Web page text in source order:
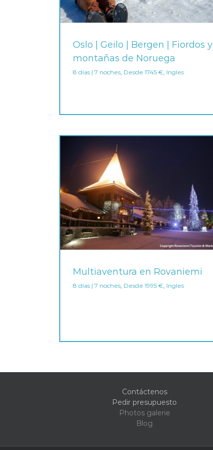
Oslo | Geilo | Bergen | Fiordos y
montañas de Noruega
8 días | 7 noches, Desde 1745 €, Ingles
Multiaventura en Rovaniemi
8 días | 7 noches, Desde 1995 €, Ingles
Contáctenos
Pedir presupuesto
Photos galerie
Blog